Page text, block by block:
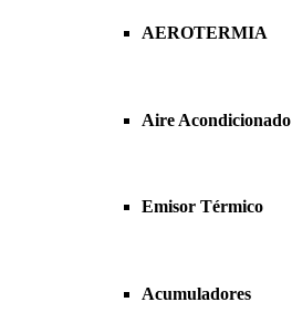
AEROTERMIA
Aire Acondicionado
Emisor Térmico
Acumuladores